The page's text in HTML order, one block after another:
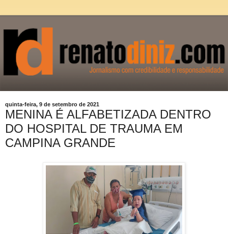
quinta-feira, 9 de setembro de 2021
MENINA É ALFABETIZADA DENTRO
DO HOSPITAL DE TRAUMA EM
CAMPINA GRANDE